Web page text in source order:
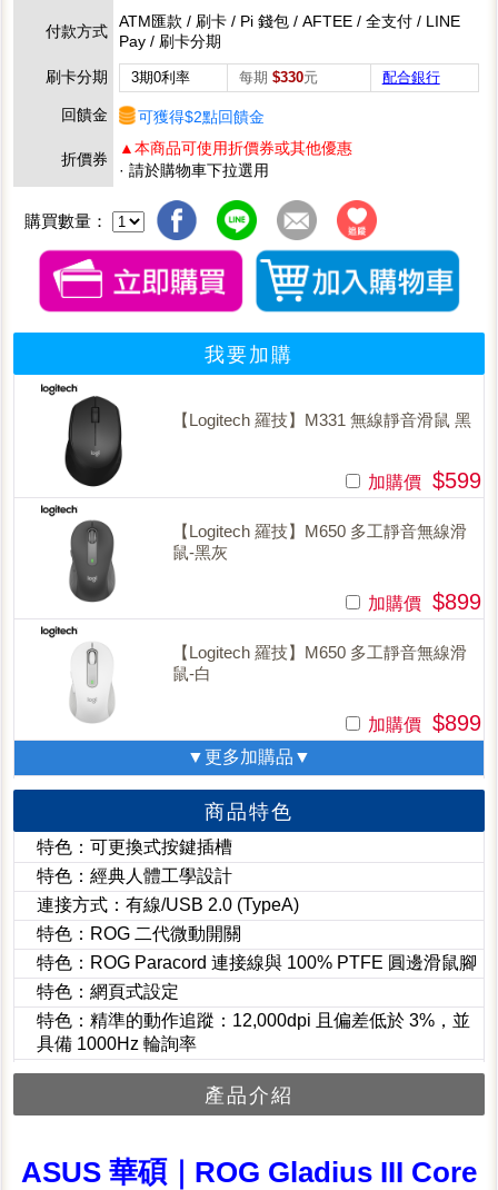
付款方式
ATM匯款 / 刷卡 / Pi 錢包 / AFTEE / 全支付 / LINE
Pay / 刷卡分期
刷卡分期
3期0利率 每期 $330元 配合銀行
回饋金 可獲得$2點回饋金
折價券
▲本商品可使用折價券或其他優惠
· 請於購物車下拉選用
購買數量：
我要加購
【Logitech 羅技】M331 無線靜音滑鼠 黑
加購價 $599
【Logitech 羅技】M650 多工靜音無線滑
鼠-黑灰
加購價 $899
【Logitech 羅技】M650 多工靜音無線滑
鼠-白
加購價 $899
▼更多加購品▼
商品特色
特色：可更換式按鍵插槽
特色：經典人體工學設計
連接方式：有線/USB 2.0 (TypeA)
特色：ROG 二代微動開關
特色：ROG Paracord 連接線與 100% PTFE 圓邊滑鼠腳
特色：網頁式設定
特色：精準的動作追蹤：12,000dpi 且偏差低於 3%，並
具備 1000Hz 輪詢率
產品介紹
ASUS 華碩｜ROG Gladius III Core